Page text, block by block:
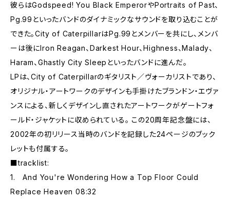
彼らはGodspeed! You Black EmperorやPortraits of Past、
Pg.99といったバンドのダイナミックなサウンドを取り込むことが
できた。City of CaterpillarはPg.99とメンバーを共にし、メンバ
ーは後にIron Reagan、Darkest Hour、Highness、Malady、
Haram、Ghastly City Sleepといったバンドに進んだ。
LPは、City of Caterpillarのギタリスト／ヴォーカリストであり、
オリジナル・アートワークのデザインも手掛けたブランドン・エヴァ
ンスによる、新しくデザインし直されたアートワークがゲートフォ
ールド・ジャケットに収められている。 この20周年記念盤には、
2002年の初リリース当時のバンドを記録した24ページのブック
レットも付属する。
■tracklist:
1. And You're Wondering How a Top Floor Could
Replace Heaven 08:32